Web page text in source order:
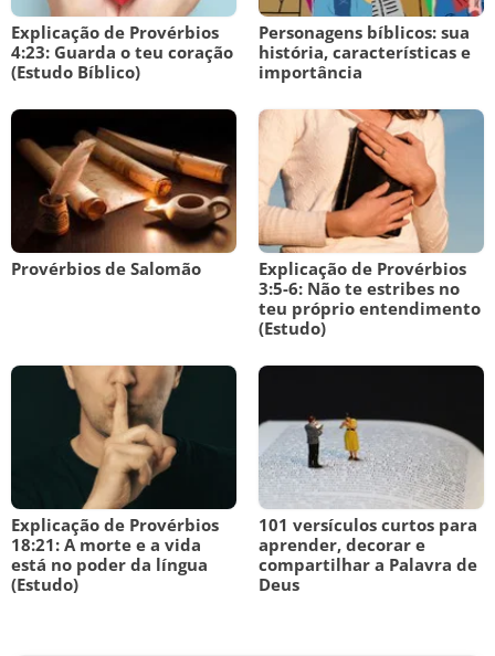
Explicação de Provérbios
4:23: Guarda o teu coração
(Estudo Bíblico)
Personagens bíblicos: sua
história, características e
importância
Provérbios de Salomão
Explicação de Provérbios
3:5-6: Não te estribes no
teu próprio entendimento
(Estudo)
Explicação de Provérbios
18:21: A morte e a vida
está no poder da língua
(Estudo)
101 versículos curtos para
aprender, decorar e
compartilhar a Palavra de
Deus